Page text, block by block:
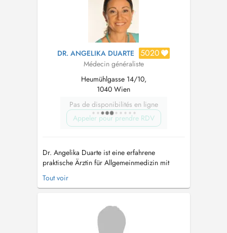
DR. ANGELIKA DUARTE 5020
Médecin généraliste
Heumühlgasse 14/10,
1040 Wien
Pas de disponibilités en ligne
Appeler pour prendre RDV
Dr. Angelika Duarte ist eine erfahrene
praktische Ärztin für Allgemeinmedizin mit
Zusatzqualifikationen in psychosozialer Medizin
und Substitutionsbehandlung. In ihrer
umfassende medizinische Betreuung für
Patient:innen jeden Alters.
Behandlungsschwerpunkte...
Tout voir